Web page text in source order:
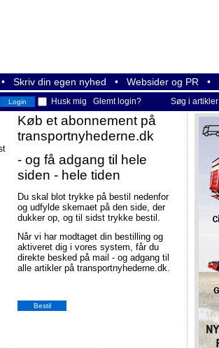
Skriv din egen nyhed • Websider og PR •
Husk mig Glemt login? Søg i artikler
Køb et abonnement på
transportnyhederne.dk
- og få adgang til hele
siden - hele tiden
Du skal blot trykke på bestil nedenfor
og udfylde skemaet på den side, der
dukker op, og til sidst trykke bestil.
Når vi har modtaget din bestilling og
aktiveret dig i vores system, får du
direkte besked på mail - og adgang til
alle artikler på transportnyhederne.dk.